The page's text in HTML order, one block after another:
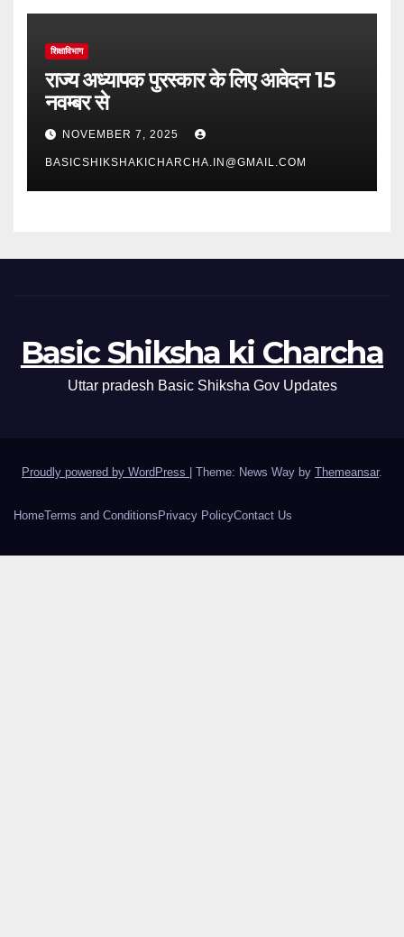
शिक्षाविभाग
राज्य अध्यापक पुरस्कार के लिए आवेदन 15
नवम्बर से
NOVEMBER 7, 2025
BASICSHIKSHAKICHARCHA.IN@GMAIL.COM
Basic Shiksha ki Charcha
Uttar pradesh Basic Shiksha Gov Updates
Proudly powered by WordPress | Theme: News Way by Themeansar.
HomeTerms and Conditions Privacy PolicyContact Us